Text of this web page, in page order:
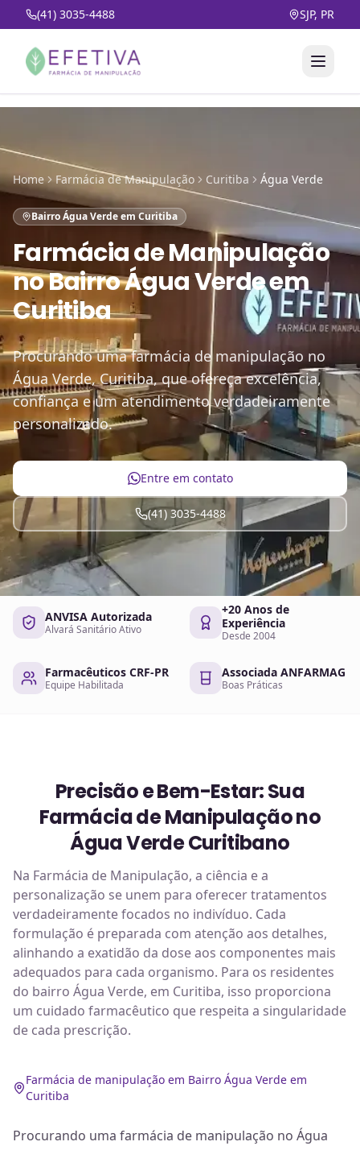
(41) 3035-4488 SJP, PR
Home Farmácia de Manipulação Curitiba Água Verde
Bairro Água Verde em Curitiba
Farmácia de Manipulação
noBairro Água Verde em
Curitiba
Procurando uma farmácia de manipulação no
Água Verde, Curitiba, que ofereça excelência,
confiança e um atendimento verdadeiramente
personalizado.
Entre em contato
(41) 3035-4488
ANVISA Autorizada
Alvará Sanitário Ativo
+20 Anos de
Experiência
Desde 2004
Farmacêuticos CRF-PR
Equipe Habilitada
Associada ANFARMAG
Boas Práticas
Precisão e Bem-Estar: Sua
Farmácia de Manipulação no
Água Verde Curitibano
Na Farmácia de Manipulação, a ciência e a
personalização se unem para oferecer tratamentos
verdadeiramente focados no indivíduo. Cada
formulação é preparada com atenção aos detalhes,
alinhando a exatidão da dose aos componentes mais
adequados para cada organismo. Para os residentes
do bairro Água Verde, em Curitiba, isso proporciona
um cuidado farmacêutico que respeita a singularidade
de cada prescrição.
Farmácia de manipulação em Bairro Água Verde em
Curitiba
Procurando uma farmácia de manipulação no Água